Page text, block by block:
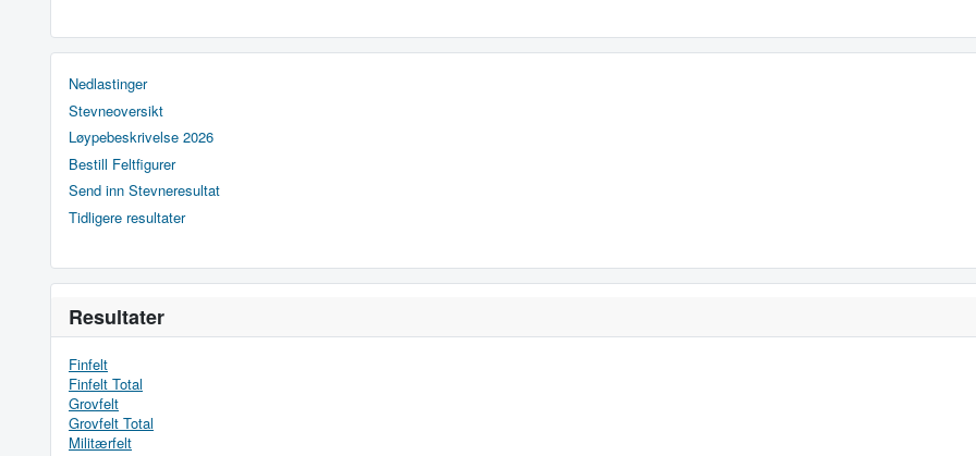
Nedlastinger
Stevneoversikt
Løypebeskrivelse 2026
Bestill Feltfigurer
Send inn Stevneresultat
Tidligere resultater
Resultater
Finfelt
Finfelt Total
Grovfelt
Grovfelt Total
Militærfelt